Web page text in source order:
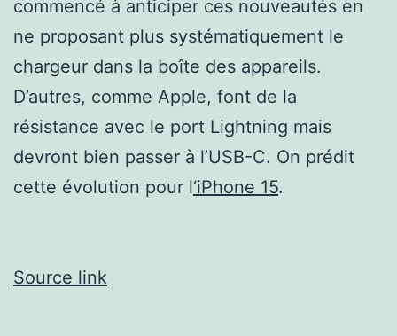
commencé à anticiper ces nouveautés en
ne proposant plus systématiquement le
chargeur dans la boîte des appareils.
D’autres, comme Apple, font de la
résistance avec le port Lightning mais
devront bien passer à l’USB-C. On prédit
cette évolution pour l‘iPhone 15.
Source link